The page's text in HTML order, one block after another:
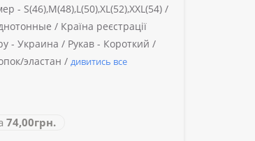
- S(46),M(48),L(50),XL(52),XXL(54) /
/ Країна реєстрації
- Украина / Рукав - Короткий /
эластан / дивитись все
74,00грн.